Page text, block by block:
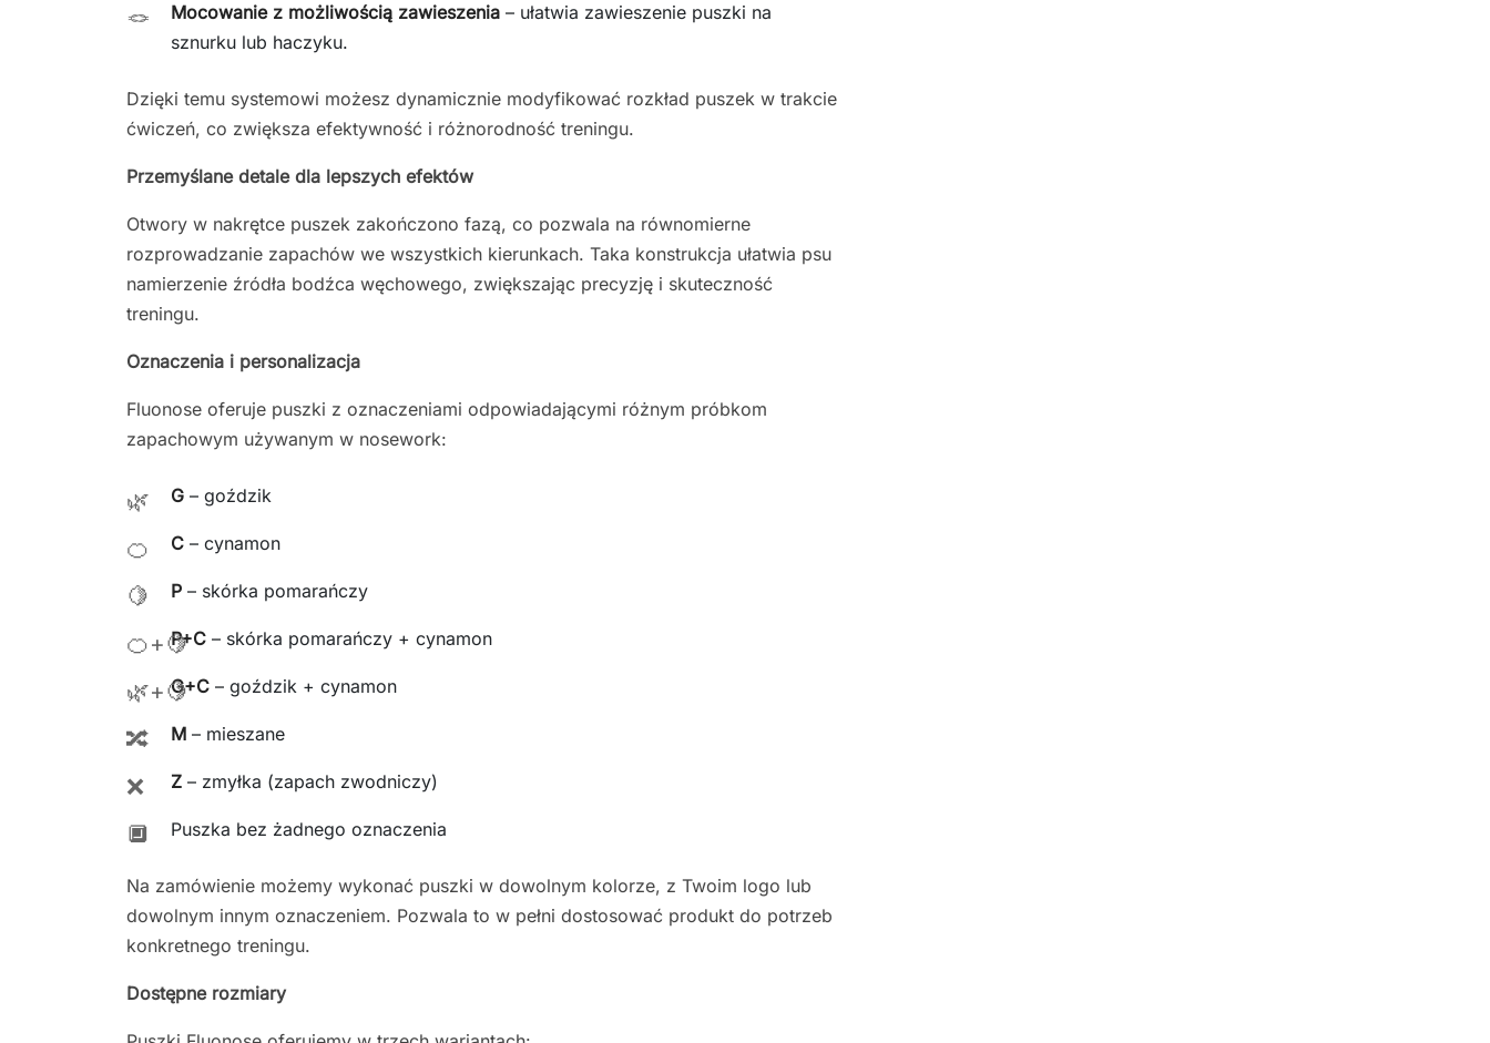
🪢 Mocowanie z możliwością zawieszenia – ułatwia zawieszenie puszki na
sznurku lub haczyku.
Dzięki temu systemowi możesz dynamicznie modyfikować rozkład puszek w trakcie
ćwiczeń, co zwiększa efektywność i różnorodność treningu.
Przemyślane detale dla lepszych efektów
Otwory w nakrętce puszek zakończono fazą, co pozwala na równomierne
rozprowadzanie zapachów we wszystkich kierunkach. Taka konstrukcja ułatwia psu
namierzenie źródła bodźca węchowego, zwiększając precyzję i skuteczność
treningu.
Oznaczenia i personalizacja
Fluonose oferuje puszki z oznaczeniami odpowiadającymi różnym próbkom
zapachowym używanym w nosework:
🌿 G – goździk
🍊 C – cynamon
🍋 P – skórka pomarańczy
🍊+🍋P+C – skórka pomarańczy + cynamon
🌿+🍋G+C – goździk + cynamon
🔀 M – mieszane
❌ Z – zmyłka (zapach zwodniczy)
🔲 Puszka bez żadnego oznaczenia
Na zamówienie możemy wykonać puszki w dowolnym kolorze, z Twoim logo lub
dowolnym innym oznaczeniem. Pozwala to w pełni dostosować produkt do potrzeb
konkretnego treningu.
Dostępne rozmiary